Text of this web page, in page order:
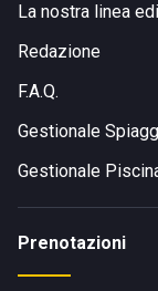
La nostra linea
Redazione
F.A.Q.
Gestionale
Gestionale
Prenotazioni